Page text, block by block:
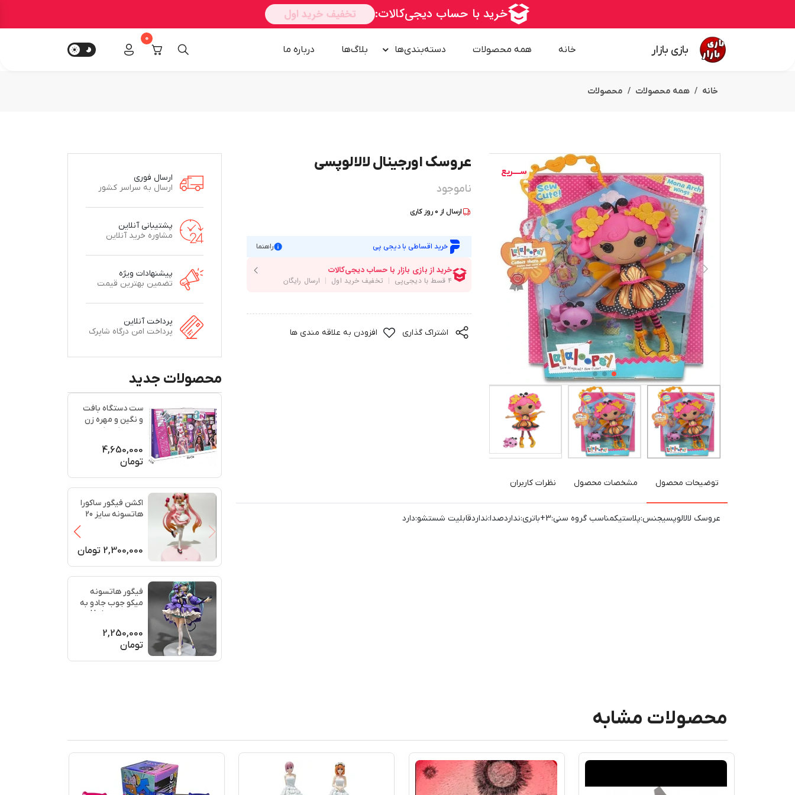
بازی بازار خانه همه محصولات دسته‌بندی‌ها بلاگ‌ها درباره‌ ما
0
خانه همه محصولات محصولات
امــــــــن
عروسک اورجینال لالالوپسی
ناموجود
ارسال از 0روز کاری
خرید اقساطی با دیجی پی راهنما
اشتراک گذاری افزودن به علاقه مندی ها
توضیحات محصول مشخصات محصول نظرات کاربران
عروسک لالالوپسیجنس:پلاستیکمناسب گروه سنی:3+باتری:نداردصدا:نداردقابلیت شستشو:دارد
ارسال فوری
ارسال به سراسر کشور
پشتیبانی آنلاین
مشاوره خرید آنلاین
پیشنهادات ویژه
تضمین بهترین قیمت
پرداخت آنلاین
پرداخت امن درگاه شاپرک
محصولات جدید
ست دستگاه بافت
و نگین و مهره زن
مو سه کاره کد
4,650,000
تومان
اکشن فیگور ساکورا
هاتسونه سایز 20
2,300,000 تومان
فیگور هاتسونه
میکو جوب جادو به
دست Hatsune
2,250,000
تومان
محصولات مشابه